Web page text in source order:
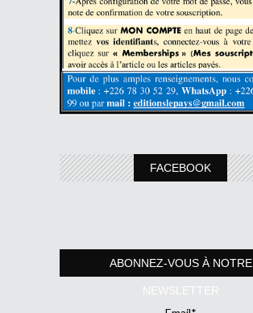
FACEBOOK
ABONNEZ-VOUS À NOTRE
NEWSLETTER